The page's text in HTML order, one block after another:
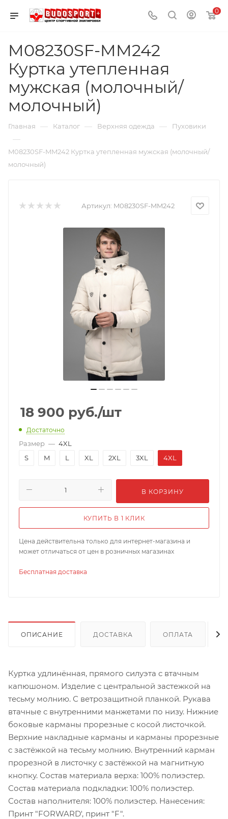
0
M08230SF-MM242
Куртка утепленная
мужская (молочный/
молочный)
Главная — Каталог — Верхняя одежда — Пуховики
—
M08230SF-MM242 Куртка утепленная мужская (молочный/
молочный)
Артикул: M08230SF-MM242
18 900 руб./шт
Достаточно
Размер — 4XL
S
M L XL 2XL 3XL 4XL
В КОРЗИНУ
КУПИТЬ В 1 КЛИК
Цена действительна только для интернет-магазина и
может отличаться от цен в розничных магазинах
Бесплатная доставка
ОПИСАНИЕ ДОСТАВКА ОПЛАТА
Куртка удлинённая, прямого силуэта с втачным
капюшоном. Изделие с центральной застежкой на
тесьму молнию. С ветрозащитной планкой. Рукава
втачные с внутренними манжетами по низу. Нижние
боковые карманы прорезные с косой листочкой.
Верхние накладные карманы и карманы прорезные
с застёжкой на тесьму молнию. Внутренний карман
прорезной в листочку с застёжкой на магнитную
кнопку. Состав материала верха: 100% полиэстер.
Состав материала подкладки: 100% полиэстер.
Состав наполнителя: 100% полиэстер. Нанесения:
Принт "FORWARD', принт "F".